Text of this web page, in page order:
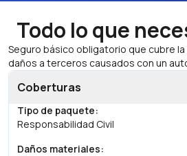
Todo lo que
Seguro básico obligatorio que cubre
daños a terceros causados con un
Coberturas
Tipo de paquete:
Responsabilidad Civil
Daños materiales: